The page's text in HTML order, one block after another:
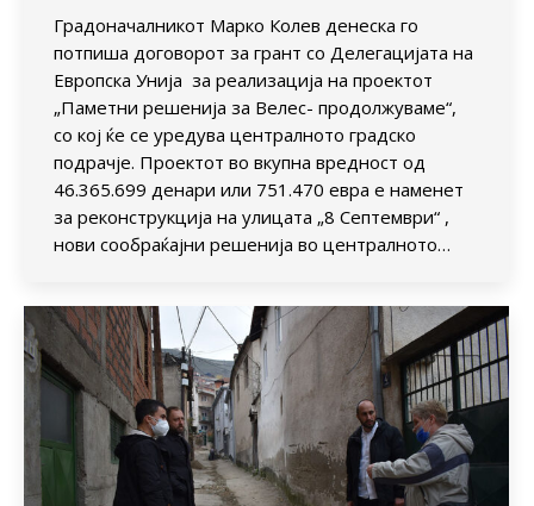
Градоначалникот Марко Колев денеска го
потпиша договорот за грант со Делегацијата на
Европска Унија за реализација на проектот
„Паметни решенија за Велес- продолжуваме“,
со кој ќе се уредува централното градско
подрачје. Проектот во вкупна вредност од
46.365.699 денари или 751.470 евра е наменет
за реконструкција на улицата „8 Септември“ ,
нови сообраќајни решенија во централното…